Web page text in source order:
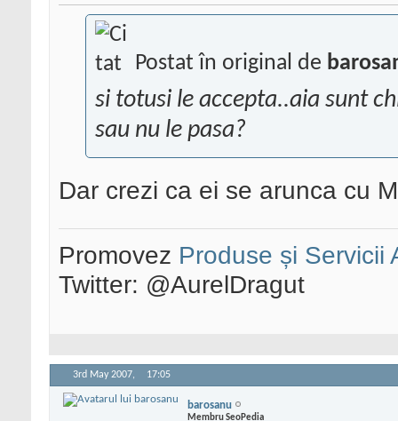
Postat în original de
si totusi le accepta..aia sunt
sau nu le pasa?
Dar crezi ca ei se arunca cu
Promovez Produse și Servicii
Twitter: @AurelDragut
3rd May 2007, 17:05
barosanu
Membru SeoPedia